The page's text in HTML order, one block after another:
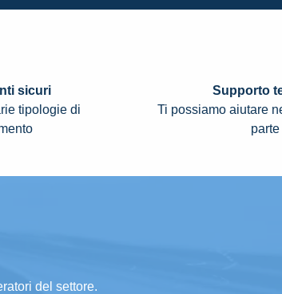
sicuri
tipologie di
Supporto
Ti possiamo aiutare
parte
del settore.